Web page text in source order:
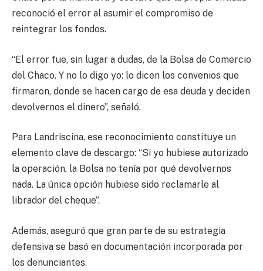
reconoció el error al asumir el compromiso de
reintegrar los fondos.
“El error fue, sin lugar a dudas, de la Bolsa de Comercio
del Chaco. Y no lo digo yo: lo dicen los convenios que
firmaron, donde se hacen cargo de esa deuda y deciden
devolvernos el dinero”, señaló.
Para Landriscina, ese reconocimiento constituye un
elemento clave de descargo: “Si yo hubiese autorizado
la operación, la Bolsa no tenía por qué devolvernos
nada. La única opción hubiese sido reclamarle al
librador del cheque”.
Además, aseguró que gran parte de su estrategia
defensiva se basó en documentación incorporada por
los denunciantes.